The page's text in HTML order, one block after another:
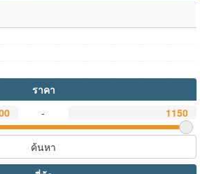
ราคา
-
ค้นหา